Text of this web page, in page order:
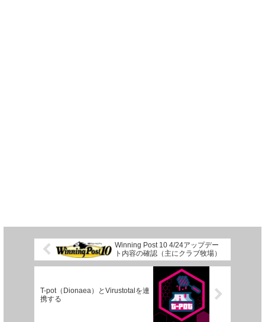
Winning Post 10 4/24アップデー
ト内容の確認（主にクラブ牧場）
T-pot（Dionaea）とVirustotalを連
携する